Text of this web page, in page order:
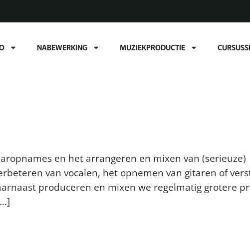
NABEWERKING MUZIEKPRODUCTIE
en het arrangeren en mixen van (serieuze)
van vocalen, het opnemen van gitaren of
produceren en mixen we regelmatig grotere